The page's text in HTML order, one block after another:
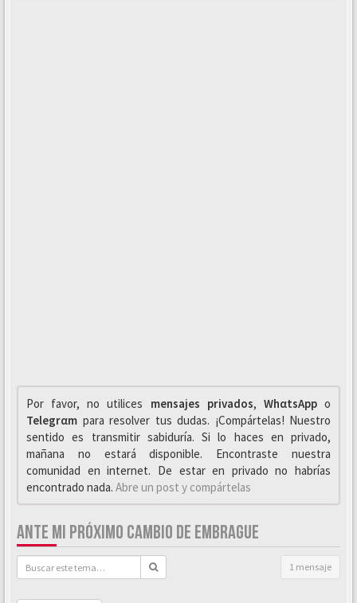
Por favor, no utilices mensajes privados, WhαtsAppo
Telegrαm para resolver tus dudas. ¡Compártelas! Nuestro
sentido es transmitir sabiduría. Si lo haces en privado,
mañana no estará disponible. Encontraste nuestra
comunidad en internet. De estar en privado no habrías
encontrado nada. Abre un post y compártelas
ANTE MI PRÓXIMO CAMBIO DE EMBRAGUE
1 mensaje